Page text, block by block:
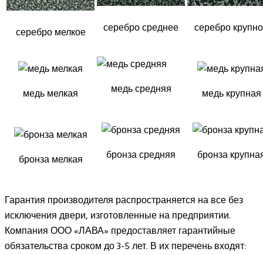
серебро мелкое серебро среднее серебро
медь мелкая медь средняя медь крупная
бронза мелкая бронза средняя бронза
Гарантия производителя распространяется на все без
исключения двери, изготовленные на предприятии.
Компания ООО «ЛАВА» предоставляет гарантийные
обязательства сроком до 3-5 лет. В их перечень входят: